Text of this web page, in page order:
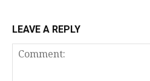
LEAVE A REPLY